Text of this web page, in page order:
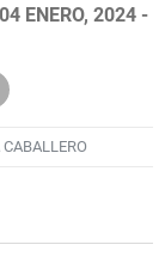
ENERO, 2024 -